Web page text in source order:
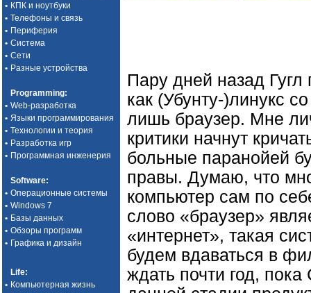
• КПК и ноутбуки
• Телефоны и связь
• Периферия
• Система
• Сети
• Разные устройства
Programming:
• Web-разработка
• Языки программирования
• Технологии и теория
• Разработка игр
• Программная инженерия
Software:
• Операционные системы
• Windows 7
• Базы данных
• Обзоры программ
• Графика и дизайн
Life:
• Компьютерная жизнь
Пару дней назад Гугл
как (Убунту-)линукс
лишь браузер. Мне
критики начнут
больные паранойей
правы. Думаю, что
компьютер сам по
слово «браузер»
«интернет», такая
будем вдаваться в
ждать почти год,